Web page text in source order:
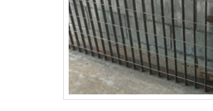
apontada de forma positiva no
idoneidade em tudo que faz,
essência de trazer o melhor para os